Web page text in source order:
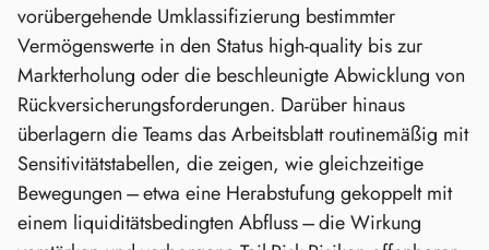
vorübergehende Umklassifizierung bestimmter
Vermögenswerte in den Status high‑quality bis zur
Markterholung oder die beschleunigte Abwicklung von
Rückversicherungsforderungen. Darüber hinaus
überlagern die Teams das Arbeitsblatt routinemäßig mit
Sensitivitätstabellen, die zeigen, wie gleichzeitige
Bewegungen – etwa eine Herabstufung gekoppelt mit
einem liquiditätsbedingten Abfluss – die Wirkung